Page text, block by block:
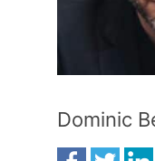
Dominic